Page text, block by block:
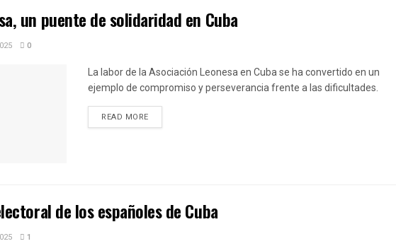
un puente de solidaridad en Cuba
0
La labor de la Asociación Leonesa en Cuba se ha convertido en un
ejemplo de compromiso y perseverancia frente a las dificultades.
READ MOREDETAILS
de los españoles de Cuba
1